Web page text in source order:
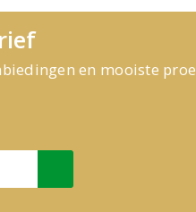
en mooiste